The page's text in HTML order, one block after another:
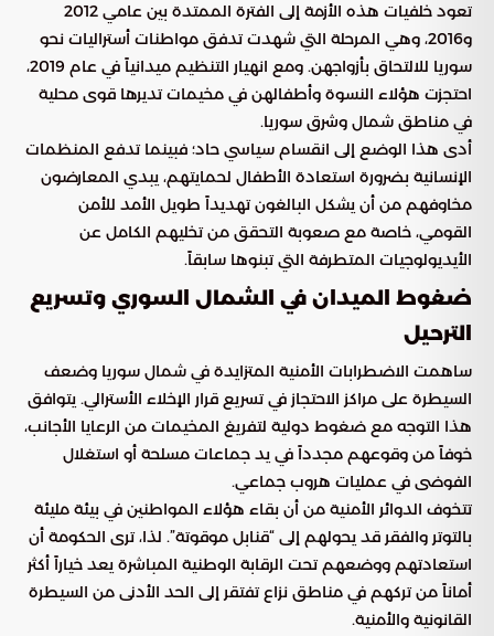
تعود خلفيات هذه الأزمة إلى الفترة الممتدة بين عامي 2012
و2016، وهي المرحلة التي شهدت تدفق مواطنات أستراليات نحو
سوريا للالتحاق بأزواجهن. ومع انهيار التنظيم ميدانياً في عام 2019،
احتجزت هؤلاء النسوة وأطفالهن في مخيمات تديرها قوى محلية
في مناطق شمال وشرق سوريا.
أدى هذا الوضع إلى انقسام سياسي حاد؛ فبينما تدفع المنظمات
الإنسانية بضرورة استعادة الأطفال لحمايتهم، يبدي المعارضون
مخاوفهم من أن يشكل البالغون تهديداً طويل الأمد للأمن
القومي، خاصة مع صعوبة التحقق من تخليهم الكامل عن
الأيديولوجيات المتطرفة التي تبنوها سابقاً.
ضغوط الميدان في الشمال السوري وتسريع
الترحيل
ساهمت الاضطرابات الأمنية المتزايدة في شمال سوريا وضعف
السيطرة على مراكز الاحتجاز في تسريع قرار الإخلاء الأسترالي. يتوافق
هذا التوجه مع ضغوط دولية لتفريغ المخيمات من الرعايا الأجانب،
خوفاً من وقوعهم مجدداً في يد جماعات مسلحة أو استغلال
الفوضى في عمليات هروب جماعي.
تتخوف الدوائر الأمنية من أن بقاء هؤلاء المواطنين في بيئة مليئة
بالتوتر والفقر قد يحولهم إلى “قنابل موقوتة”. لذا، ترى الحكومة أن
استعادتهم ووضعهم تحت الرقابة الوطنية المباشرة يعد خياراً أكثر
أماناً من تركهم في مناطق نزاع تفتقر إلى الحد الأدنى من السيطرة
القانونية والأمنية.